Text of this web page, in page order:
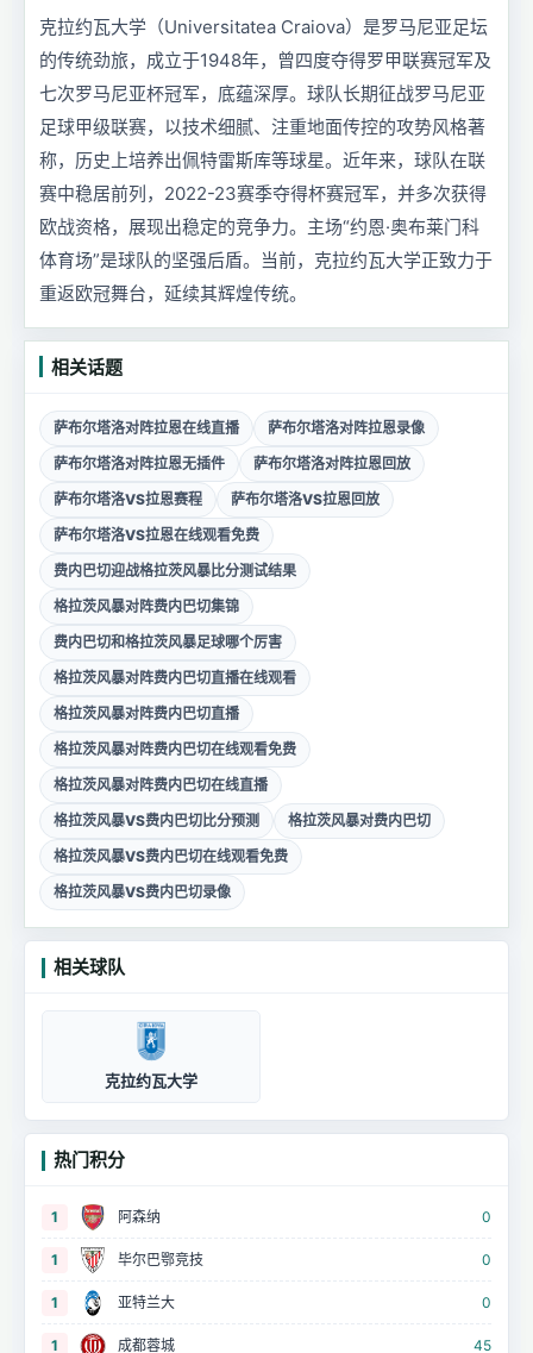
克拉约瓦大学（Universitatea Craiova）是罗马尼亚足坛
的传统劲旅，成立于1948年，曾四度夺得罗甲联赛冠军及
七次罗马尼亚杯冠军，底蕴深厚。球队长期征战罗马尼亚
足球甲级联赛，以技术细腻、注重地面传控的攻势风格著
称，历史上培养出佩特雷斯库等球星。近年来，球队在联
赛中稳居前列，2022-23赛季夺得杯赛冠军，并多次获得
欧战资格，展现出稳定的竞争力。主场“约恩·奥布莱门科
体育场”是球队的坚强后盾。当前，克拉约瓦大学正致力于
重返欧冠舞台，延续其辉煌传统。
相关话题
萨布尔塔洛对阵拉恩在线直播
萨布尔塔洛对阵拉恩录像
萨布尔塔洛对阵拉恩无插件
萨布尔塔洛对阵拉恩回放
萨布尔塔洛VS拉恩赛程
萨布尔塔洛VS拉恩回放
萨布尔塔洛VS拉恩在线观看免费
费内巴切迎战格拉茨风暴比分测试结果
格拉茨风暴对阵费内巴切集锦
费内巴切和格拉茨风暴足球哪个厉害
格拉茨风暴对阵费内巴切直播在线观看
格拉茨风暴对阵费内巴切直播
格拉茨风暴对阵费内巴切在线观看免费
格拉茨风暴对阵费内巴切在线直播
格拉茨风暴VS费内巴切比分预测
格拉茨风暴对费内巴切
格拉茨风暴VS费内巴切在线观看免费
格拉茨风暴VS费内巴切录像
相关球队
克拉约瓦大学
热门积分
1 阿森纳 0
1 毕尔巴鄂竞技 0
1 亚特兰大 0
1 成都蓉城 45